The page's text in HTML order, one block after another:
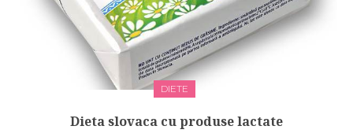
DIETE
Dieta slovaca cu produse lactate